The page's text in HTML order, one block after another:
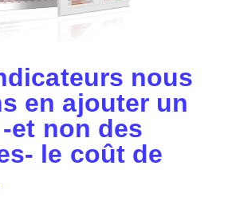
nous
en ajouter un
et non des
le coût de